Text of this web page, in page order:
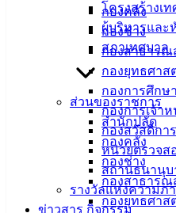
กองคลัง
กองช่าง
กองสาธารณ
กองยุทธศาส
กองการศึกษา
กองการเจ้า
กองสวัสดิกา
หน่วยตรวจส
สถานธนานุบ
รางวัลแห่งความภ
ข่าวสาร กิจกรรม
โครงสร้างเ
ผู้บริหารและ
สภาเทศบาล
ส่วนของราชการ
สำนักปลัด
กองคลัง
กองช่าง
กองสาธารณ
กองยุทธศาส
สำนักงานประมงจังหวัดชลบุรี
เวลาให้ผู้ประสงค์ทำการเพาะ
ของแผ่นดิน ประเภทการเพาะ
อนุญาต พ.ศ.2564 โดยได้กำห
กันยายน 2564 ถึงวันที่ 9 ตุลาค
สำนักงานประมง อำเภอเมือง
MX-M464N_20211001_112810